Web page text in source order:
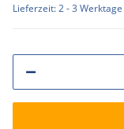
Lieferzeit:2 - 3 Werktage